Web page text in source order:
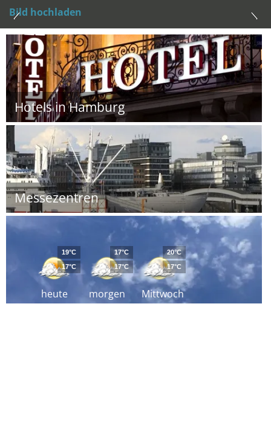
Bild hochladen
Hotels in Hamburg
Messezentren
heute
19°C
17°C
morgen
17°C
17°C
Mittwoch
20°C
17°C